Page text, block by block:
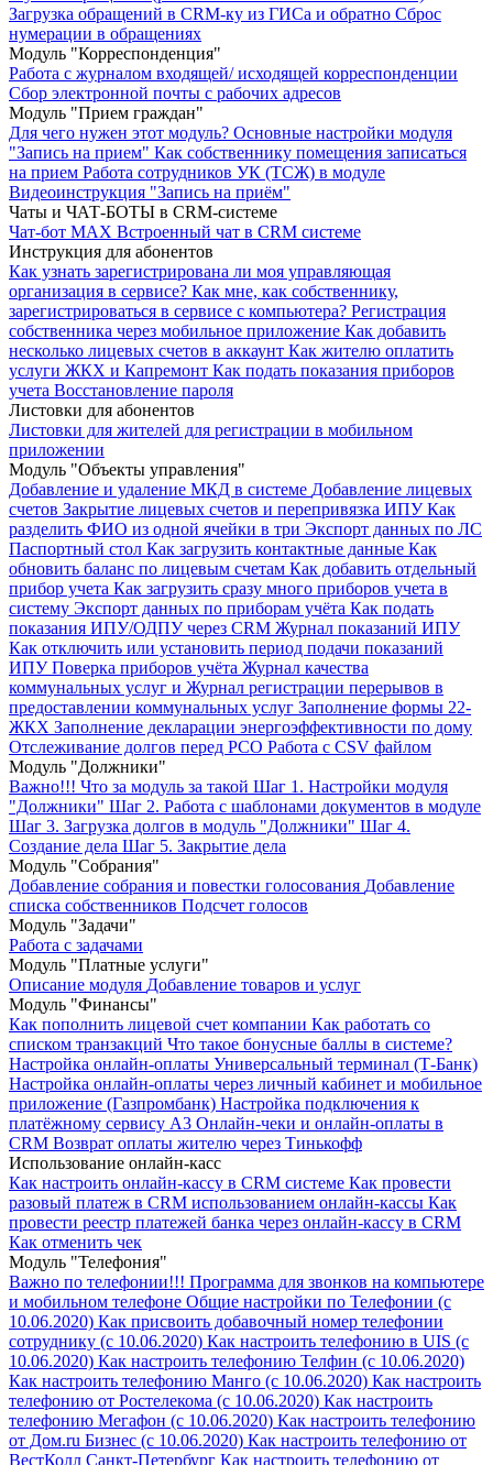
Загрузка обращений в CRM-ку из ГИСа и обратно Сброс
нумерации в обращениях
Модуль "Корреспонденция"
Работа с журналом входящей/ исходящей корреспонденции
Сбор электронной почты с рабочих адресов
Модуль "Прием граждан"
Для чего нужен этот модуль? Основные настройки модуля
"Запись на прием" Как собственнику помещения записаться
на прием Работа сотрудников УК (ТСЖ) в модуле
Видеоинструкция "Запись на приём"
Чаты и ЧАТ-БОТЫ в CRM-системе
Чат-бот MAX Встроенный чат в CRM системе
Инструкция для абонентов
Как узнать зарегистрирована ли моя управляющая
организация в сервисе? Как мне, как собственнику,
зарегистрироваться в сервисе с компьютера? Регистрация
собственника через мобильное приложение Как добавить
несколько лицевых счетов в аккаунт Как жителю оплатить
услуги ЖКХ и Капремонт Как подать показания приборов
учета Восстановление пароля
Листовки для абонентов
Листовки для жителей для регистрации в мобильном
приложении
Модуль "Объекты управления"
Добавление и удаление МКД в системе Добавление лицевых
счетов Закрытие лицевых счетов и перепривязка ИПУ Как
разделить ФИО из одной ячейки в три Экспорт данных по ЛС
Паспортный стол Как загрузить контактные данные Как
обновить баланс по лицевым счетам Как добавить отдельный
прибор учета Как загрузить сразу много приборов учета в
систему Экспорт данных по приборам учёта Как подать
показания ИПУ/ОДПУ через CRM Журнал показаний ИПУ
Как отключить или установить период подачи показаний
ИПУ Поверка приборов учёта Журнал качества
коммунальных услуг и Журнал регистрации перерывов в
предоставлении коммунальных услуг Заполнение формы 22-
ЖКХ Заполнение декларации энергоэффективности по дому
Отслеживание долгов перед РСО Работа с CSV файлом
Модуль "Должники"
Важно!!! Что за модуль за такой Шаг 1. Настройки модуля
"Должники" Шаг 2. Работа с шаблонами документов в модуле
Шаг 3. Загрузка долгов в модуль "Должники" Шаг 4.
Создание дела Шаг 5. Закрытие дела
Модуль "Собрания"
Добавление собрания и повестки голосования Добавление
списка собственников Подсчет голосов
Модуль "Задачи"
Работа с задачами
Модуль "Платные услуги"
Описание модуля Добавление товаров и услуг
Модуль "Финансы"
Как пополнить лицевой счет компании Как работать со
списком транзакций Что такое бонусные баллы в системе?
Настройка онлайн-оплаты Универсальный терминал (Т-Банк)
Настройка онлайн-оплаты через личный кабинет и мобильное
приложение (Газпромбанк) Настройка подключения к
платёжному сервису А3 Онлайн-чеки и онлайн-оплаты в
CRM Возврат оплаты жителю через Тинькофф
Использование онлайн-касс
Как настроить онлайн-кассу в CRM системе Как провести
разовый платеж в CRM использованием онлайн-кассы Как
провести реестр платежей банка через онлайн-кассу в CRM
Как отменить чек
Модуль "Телефония"
Важно по телефонии!!! Программа для звонков на компьютере
и мобильном телефоне Общие настройки по Телефонии (с
10.06.2020) Как присвоить добавочный номер телефонии
сотруднику (с 10.06.2020) Как настроить телефонию в UIS (с
10.06.2020) Как настроить телефонию Телфин (с 10.06.2020)
Как настроить телефонию Манго (с 10.06.2020) Как настроить
телефонию от Ростелекома (с 10.06.2020) Как настроить
телефонию Мегафон (с 10.06.2020) Как настроить телефонию
от Дом.ru Бизнес (с 10.06.2020) Как настроить телефонию от
ВестКолл Санкт-Петербург Как настроить телефонию от